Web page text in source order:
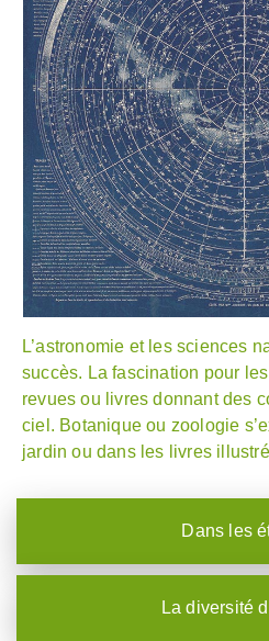
L’astronomie et les sciences
succès. La fascination pour
revues ou livres donnant des
ciel. Botanique ou zoologie
jardin ou dans les livres
Dans les
La diversité